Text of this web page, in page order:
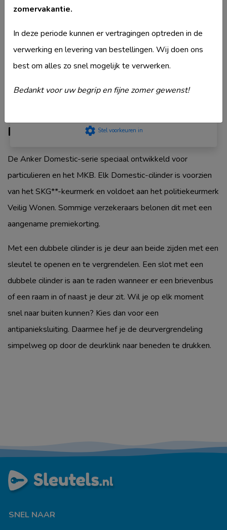
Productbeschrijving
De Anker Domestic-serie speciaal ontwikkeld voor
particulieren en het MKB. Elk Domestic-cilinder is voorzien
van het SKG**-keurmerk en voldoet aan het politiekeurmerk
Veilig Wonen. Sommige verzekeraars belonen dit met een
aangename premiekorting.
Met een dubbele cilinder is je deur aan beide zijden met een
sleutel te openen en te vergrendelen. Een slot met een
dubbele cilinder is aan te raden wanneer er een brievenbus
of een raam in of naast je deur zit. Wil je op elk moment
snel naar buiten kunnen? Kies dan voor een
antipanieksluiting. Daarmee hef je de deurvergrendeling
simpelweg op door de deurklink naar beneden te drukken.
Type deurcilinder
Dubbele cilinder
Veiligheidsklasse
SKG0
Komt ook voor in
Ankerslot Dubbele
SNEL NAAR
zomervakantie.
In deze periode kunnen er vertragingen optreden in de
verwerking en levering van bestellingen. Wij doen ons
best om alles zo snel mogelijk te verwerken.
Bedankt voor uw begrip en fijne zomer gewenst!
privacyStement.
Niet geclassificeerd
settings Stel voorkeuren in